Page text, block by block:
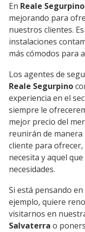
En Reale Segurpino
mejorando para
nuestros clientes.
instalaciones
más cómodos para
Los agentes de
Reale Segurpino
experiencia en el
siempre le
mejor precio del
reunirán de manera
cliente para
necesita y aquel
necesidades.
Si está pensando
ejemplo, quiere
visitarnos en
Salvaterra o